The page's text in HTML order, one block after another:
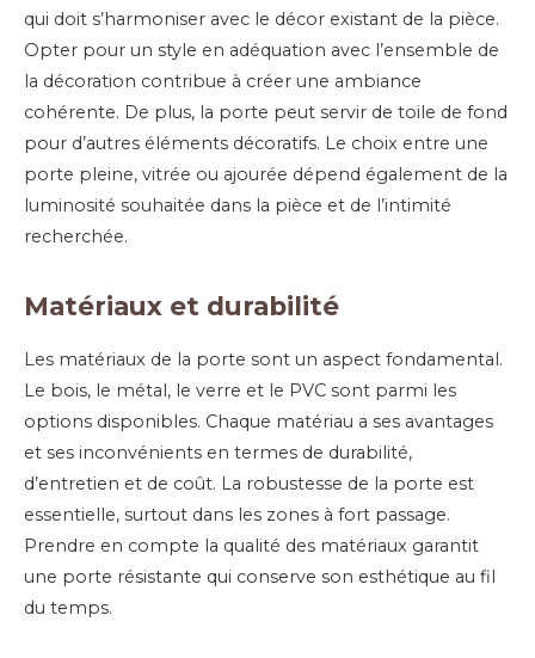
qui doit s’harmoniser avec le décor existant de la pièce.
Opter pour un style en adéquation avec l’ensemble de
la décoration contribue à créer une ambiance
cohérente. De plus, la porte peut servir de toile de fond
pour d’autres éléments décoratifs. Le choix entre une
porte pleine, vitrée ou ajourée dépend également de la
luminosité souhaitée dans la pièce et de l’intimité
recherchée.
Matériaux et durabilité
Les matériaux de la porte sont un aspect fondamental.
Le bois, le métal, le verre et le PVC sont parmi les
options disponibles. Chaque matériau a ses avantages
et ses inconvénients en termes de durabilité,
d’entretien et de coût. La robustesse de la porte est
essentielle, surtout dans les zones à fort passage.
Prendre en compte la qualité des matériaux garantit
une porte résistante qui conserve son esthétique au fil
du temps.